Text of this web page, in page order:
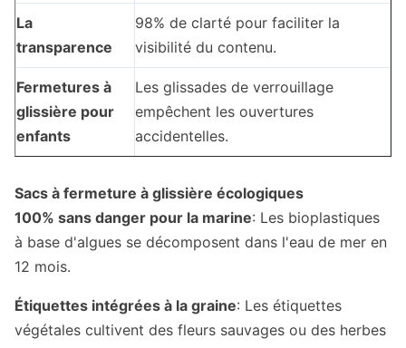
La
transparence
98% de clarté pour faciliter la
visibilité du contenu.
Fermetures à
glissière pour
enfants
Les glissades de verrouillage
empêchent les ouvertures
accidentelles.
Sacs à fermeture à glissière écologiques
100% sans danger pour la marine: Les bioplastiques
à base d'algues se décomposent dans l'eau de mer en
12 mois.
Étiquettes intégrées à la graine: Les étiquettes
végétales cultivent des fleurs sauvages ou des herbes